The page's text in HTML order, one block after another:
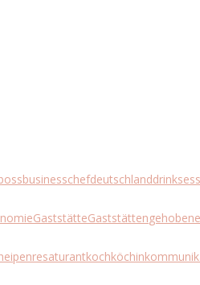
businesschefdeutschlanddrinks
GaststätteGaststättengehobene
kochköchin